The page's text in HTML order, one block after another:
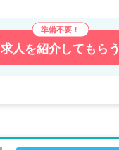
求人を紹介してもらう